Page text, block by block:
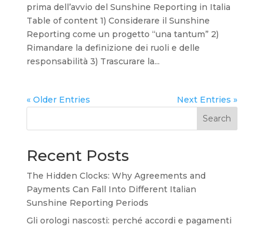
prima dell’avvio del Sunshine Reporting in Italia
Table of content 1) Considerare il Sunshine
Reporting come un progetto “una tantum” 2)
Rimandare la definizione dei ruoli e delle
responsabilità 3) Trascurare la...
« Older Entries
Next Entries »
Search
Recent Posts
The Hidden Clocks: Why Agreements and
Payments Can Fall Into Different Italian
Sunshine Reporting Periods
Gli orologi nascosti: perché accordi e pagamenti